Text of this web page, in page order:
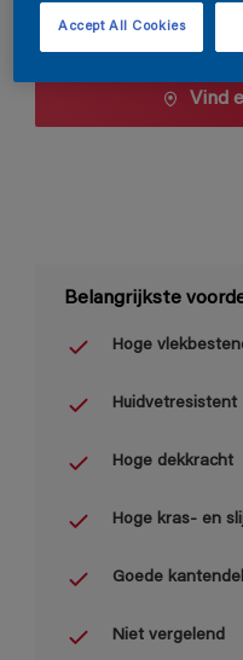
Vind
Belangrijkste
Hoge
Huidvetresistent
Hoge dekkracht
Hoge kras- en
Goede
Niet vergelend
Accept All Cookies